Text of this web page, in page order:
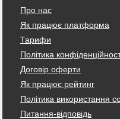
Про нас
Як працює платформа
Тарифи
Політика
Договір оферти
Як працює рейтинг
Політика використання
Питання-відповідь